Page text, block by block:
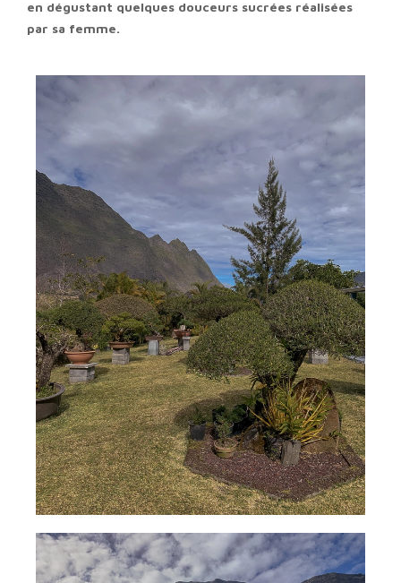
en dégustant quelques douceurs sucrées réalisées
par sa femme.